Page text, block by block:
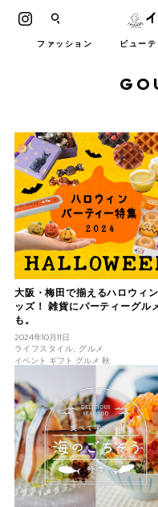
ファッション ビューテ
Instagram
大阪・梅田で揃えるハロウィ
ッズ！ 雑貨にパーティーグル
も。
2024年10月11日
ライフスタイル, グルメ
イベント ギフト グルメ 秋